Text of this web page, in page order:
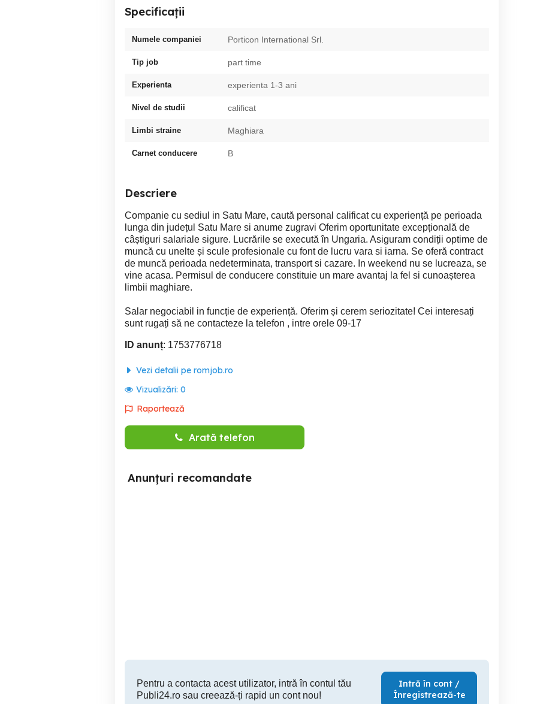
Specificații
Numele companiei Porticon International Srl.
Tip job part time
Experienta experienta 1-3 ani
Nivel de studii calificat
Limbi straine Maghiara
Carnet conducere B
Descriere
Companie cu sediul in Satu Mare, caută personal calificat cu experiență pe perioada
lunga din județul Satu Mare si anume zugravi Oferim oportunitate excepțională de
câștiguri salariale sigure. Lucrările se execută în Ungaria. Asiguram condiții optime de
muncă cu unelte și scule profesionale cu font de lucru vara si iarna. Se oferă contract
de muncă perioada nedeterminata, transport si cazare. In weekend nu se lucreaza, se
vine acasa. Permisul de conducere constituie un mare avantaj la fel si cunoașterea
limbii maghiare.
Salar negociabil in funcție de experiență. Oferim și cerem seriozitate! Cei interesați
sunt rugați să ne contacteze la telefon , intre orele 09-17
ID anunț: 1753776718
Vezi detalii pe romjob.ro
Vizualizări: 0
Raportează
Arată telefon
Anunțuri recomandate
Pentru a contacta acest utilizator, intră în contul tău
Publi24.ro sau creează-ți rapid un cont nou!
Intră în cont /
Înregistrează-te